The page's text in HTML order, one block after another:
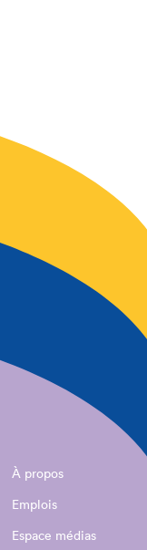
À propos
Emplois
Espace médias